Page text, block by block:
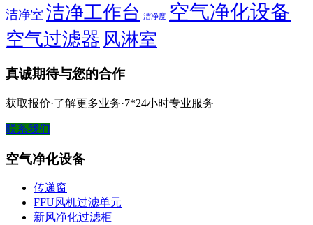
洁净室 洁净工作台 洁净度 空气净化设备
空气过滤器 风淋室
真诚期待与您的合作
获取报价·了解更多业务·7*24小时专业服务
联系我们
空气净化设备
传递窗
FFU风机过滤单元
新风净化过滤柜